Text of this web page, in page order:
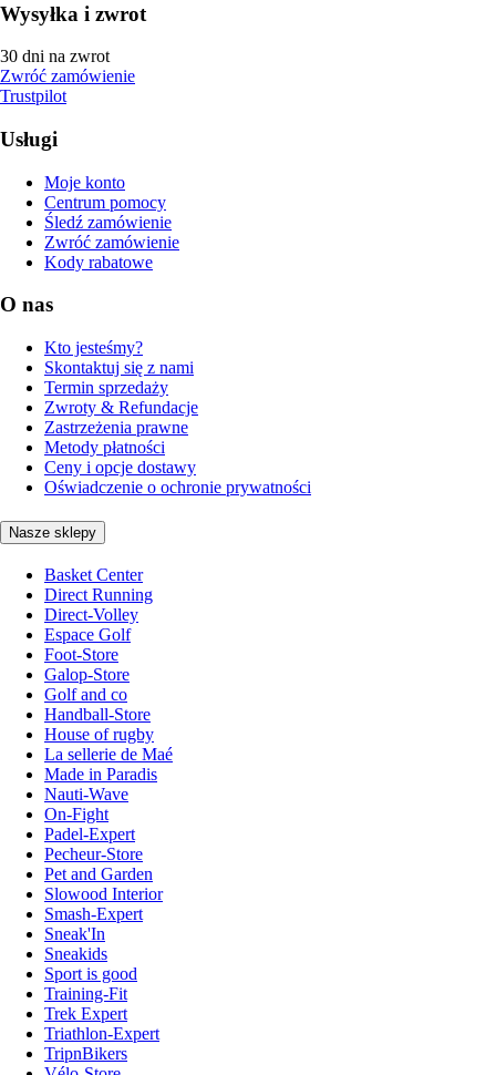
Wysyłka i zwrot
30 dni na zwrot
Zwróć zamówienie
Trustpilot
Usługi
Moje konto
Centrum pomocy
Śledź zamówienie
Zwróć zamówienie
Kody rabatowe
O nas
Kto jesteśmy?
Skontaktuj się z nami
Termin sprzedaży
Zwroty & Refundacje
Zastrzeżenia prawne
Metody płatności
Ceny i opcje dostawy
Oświadczenie o ochronie prywatności
Nasze sklepy
Basket Center
Direct Running
Direct-Volley
Espace Golf
Foot-Store
Galop-Store
Golf and co
Handball-Store
House of rugby
La sellerie de Maé
Made in Paradis
Nauti-Wave
On-Fight
Padel-Expert
Pecheur-Store
Pet and Garden
Slowood Interior
Smash-Expert
Sneak'In
Sneakids
Sport is good
Training-Fit
Trek Expert
Triathlon-Expert
TripnBikers